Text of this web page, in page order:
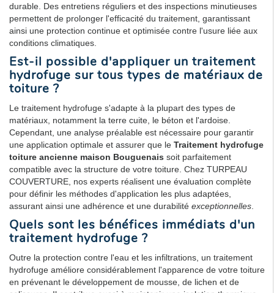
durable. Des entretiens réguliers et des inspections minutieuses
permettent de prolonger l'efficacité du traitement, garantissant
ainsi une protection continue et optimisée contre l'usure liée aux
conditions climatiques.
Est-il possible d'appliquer un traitement
hydrofuge sur tous types de matériaux de
toiture ?
Le traitement hydrofuge s'adapte à la plupart des types de
matériaux, notamment la terre cuite, le béton et l'ardoise.
Cependant, une analyse préalable est nécessaire pour garantir
une application optimale et assurer que le Traitement hydrofuge
toiture ancienne maison Bouguenais soit parfaitement
compatible avec la structure de votre toiture. Chez TURPEAU
COUVERTURE, nos experts réalisent une évaluation complète
pour définir les méthodes d'application les plus adaptées,
assurant ainsi une adhérence et une durabilité exceptionnelles
Quels sont les bénéfices immédiats d'un
traitement hydrofuge ?
Outre la protection contre l'eau et les infiltrations, un traitement
hydrofuge améliore considérablement l'apparence de votre toiture
en prévenant le développement de mousse, de lichen et de